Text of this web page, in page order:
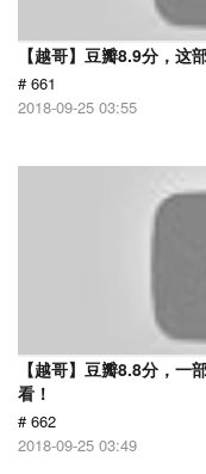
【越哥】豆瓣8.9分，这
# 661
2018-09-25 03:55
【越哥】豆瓣8.8分，一
看！
# 662
2018-09-25 03:49